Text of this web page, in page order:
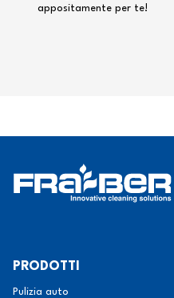
appositamente per te!
PRODOTTI
Pulizia auto